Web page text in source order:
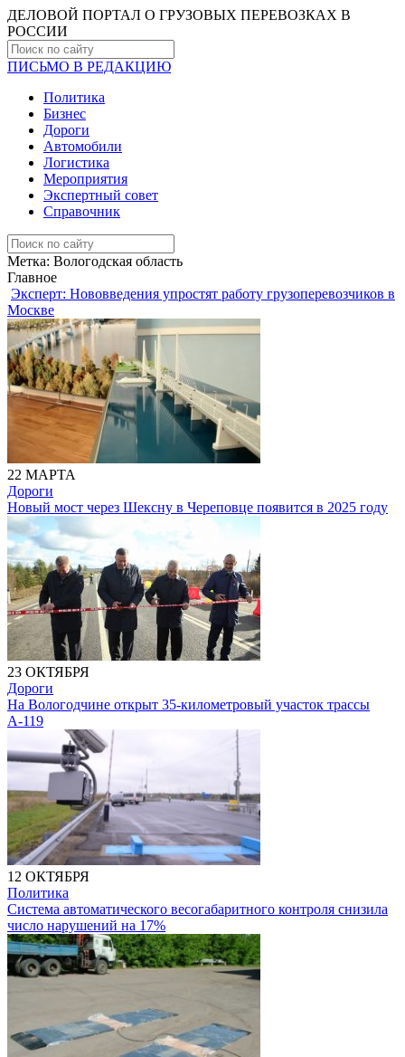
ДЕЛОВОЙ ПОРТАЛ О ГРУЗОВЫХ ПЕРЕВОЗКАХ В
РОCСИИ
ПИСЬМО В РЕДАКЦИЮ
Политика
Бизнес
Дороги
Автомобили
Логистика
Мероприятия
Экспертный совет
Справочник
Метка: Вологодская область
Главное
Эксперт: Нововведения упростят работу грузоперевозчиков в
Москве
22 МАРТА
Дороги
Новый мост через Шексну в Череповце появится в 2025 году
23 ОКТЯБРЯ
Дороги
На Вологодчине открыт 35-километровый участок трассы
А-119
12 ОКТЯБРЯ
Политика
Система автоматического весогабаритного контроля снизила
число нарушений на 17%